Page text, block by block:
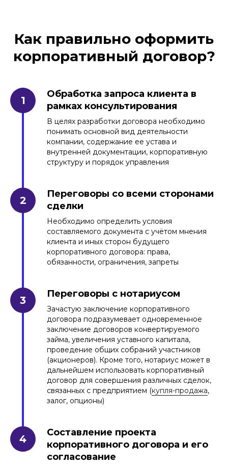
Как правильно оформить
корпоративный договор?
Обработка запроса клиента в
рамках консультирования
В целях разработки договора необходимо
понимать основной вид деятельности
компании, содержание ее устава и
внутренней документации, корпоративную
структуру и порядок управления
Переговоры со всеми сторонами
сделки
Необходимо определить условия
составляемого документа с учётом мнения
клиента и иных сторон будущего
корпоративного договора: права,
обязанности, ограничения, запреты
Переговоры с нотариусом
Зачастую заключение корпоративного
договора подразумевает одновременное
заключение договоров конвертируемого
займа, увеличения уставного капитала,
проведение общих собраний участников
(акционеров). Кроме того, нотариус может в
дальнейшем использовать корпоративный
договор для совершения различных сделок,
связанных с предприятием (купля-продажа,
залог, опционы)
Составление проекта
корпоративного договора и его
согласование